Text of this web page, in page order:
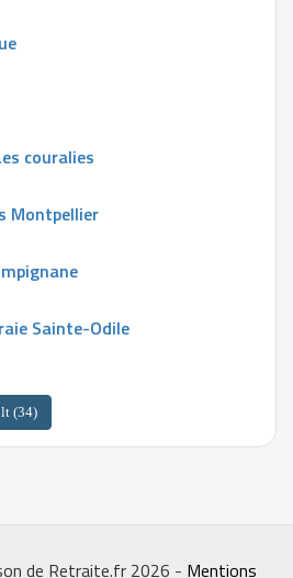
couralies
Montpellier
Sainte-Odile
(34)
de Retraite.fr 2026 - Mentions